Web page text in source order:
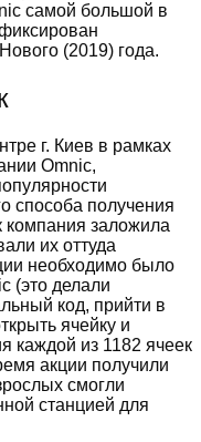
самой большой в
(2019) года.
г. Киев в рамках
Omnic,
способа получения
компания заложила
их оттуда
необходимо было
(это делали
код, прийти в
ячейку и
каждой из 1182 ячеек
акции получили
смогли
станцией для